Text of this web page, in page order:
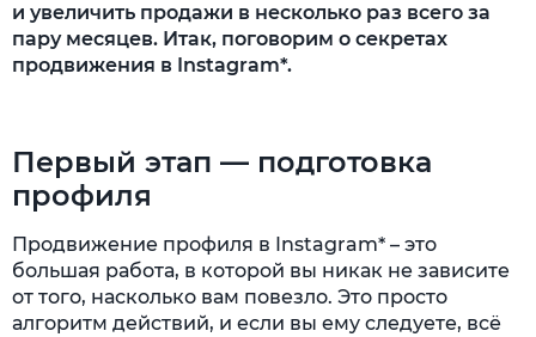
и увеличить продажи в несколько раз всего за
пару месяцев. Итак, поговорим о секретах
продвижения в Instagram*.
Первый этап — подготовка
профиля
Продвижение профиля в Instagram* – это
большая работа, в которой вы никак не зависите
от того, насколько вам повезло. Это просто
алгоритм действий, и если вы ему следуете, всё